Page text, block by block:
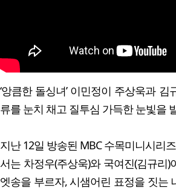
‘앙큼한 돌싱녀’ 이민정이 주상욱과
류를 눈치 채고 질투심 가득한 눈빛을
지난 12일 방송된 MBC 수목미니시리즈
서는 차정우(주상욱)와 국여진(김규리
엣송을 부르자, 시샘어린 표정을 짓는